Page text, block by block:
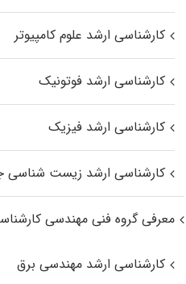
کارشناسی ارشد علوم کامپیوتر
کارشناسی ارشد فوتونیک
کارشناسی ارشد فیزیک
کارشناسی ارشد زیست‌ شناسی
معرفی گروه فنی مهندسی
کارشناسی ارشد مهندسی برق